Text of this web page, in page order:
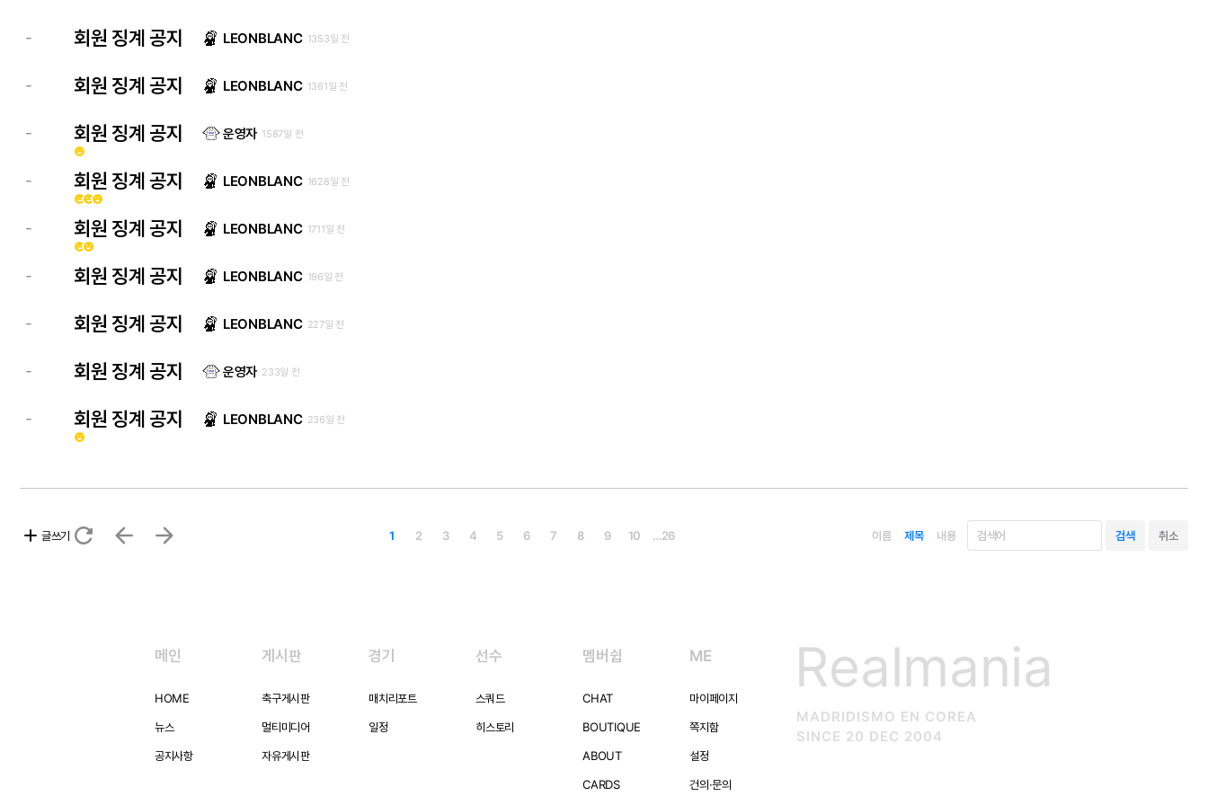
- 회원 징계 공지 LEONBLANC 1353일 전
- 회원 징계 공지 LEONBLANC 1361일 전
-
emoji_emotions
회원 징계 공지 운영자 1587일 전
-
emoji_emotionsemoji_emotionsemoji_emotions
회원 징계 공지 LEONBLANC 1628일 전
-
emoji_emotionsemoji_emotions
회원 징계 공지 LEONBLANC 1711일 전
- 회원 징계 공지 LEONBLANC 196일 전
- 회원 징계 공지 LEONBLANC 227일 전
- 회원 징계 공지 운영자 233일 전
-
emoji_emotions
회원 징계 공지 LEONBLANC 236일 전
add 글쓰기 refresh arrow_back arrow_forward 1 2 3 4 5 6 7 8 9 10 …26 이름 제목 내용
메인
HOME
뉴스
공지사항
게시판
축구게시판
멀티미디어
자유게시판
경기
매치리포트
일정
선수
스쿼드
히스토리
멤버쉽
CHAT
BOUTIQUE
ABOUT
CARDS
ME
마이페이지
쪽지함
설정
건의·문의
Realmania
MADRIDISMO EN COREA
SINCE 20 DEC 2004